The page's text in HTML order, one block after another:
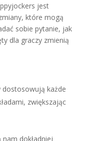
jest
które mogą
sobie pytanie, jak
dla graczy zmienią
każde
zwiększając
dokładniej